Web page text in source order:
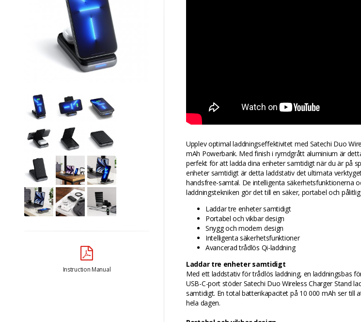
Instruction Manual
Upplev optimal laddningseffektivitet med Satechi Duo
mAh Powerbank. Med finish i rymdgrått aluminium är
perfekt för att ladda dina enheter samtidigt när du är på
enheter samtidigt är detta laddstativ det ultimata
handsfree-samtal. De intelligenta säkerhetsfunktionerna
laddningstekniken gör det till en säker, portabel och
Laddar tre enheter samtidigt
Portabel och vikbar design
Snygg och modern design
Intelligenta säkerhetsfunktioner
Avancerad trådlös Qi-laddning
Laddar tre enheter samtidigt
Med ett laddstativ för trådlös laddning, en laddningsbas
USB-C-port stöder Satechi Duo Wireless Charger Stand
samtidigt. En total batterikapacitet på 10 000 mAh ser till
hela dagen.